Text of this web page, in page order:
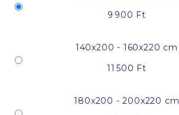
9 900 Ft
140x200 - 160x220 cm
11 500 Ft
180x200 - 200x220 cm